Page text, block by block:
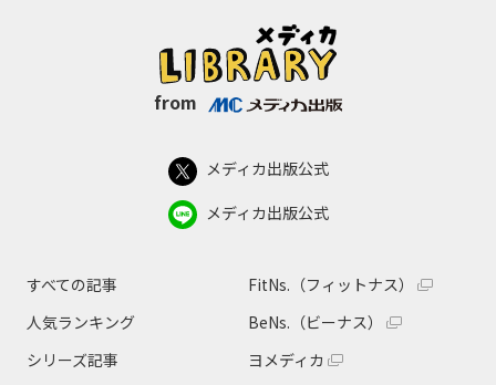
from
メディカ出版公式
メディカ出版公式
すべての記事
人気ランキング
シリーズ記事
FitNs.（フィットナス）
BeNs.（ビーナス）
ヨメディカ